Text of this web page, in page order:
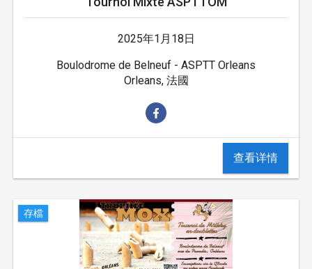
2025年1月18日
Boulodrome de Belneuf - ASPTT Orleans
Orleans, 法國
查看详情
存檔